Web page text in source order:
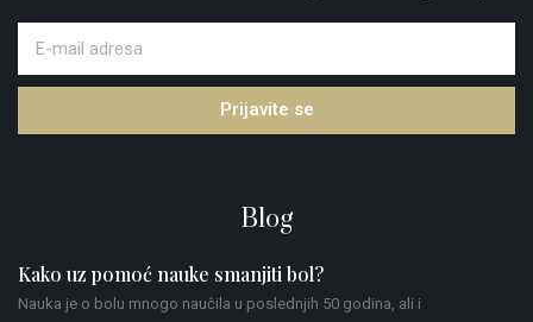
Prijavite se
Blog
Kako uz pomoć nauke smanjiti bol?
Nauka je o bolu mnogo naučila u poslednjih 50 godina, ali i